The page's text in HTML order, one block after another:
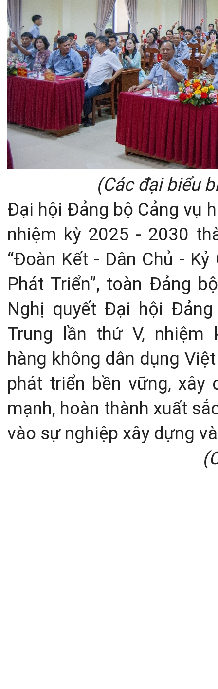
(Các đại biểu
Đại hội Đảng bộ Cảng vụ
nhiệm kỳ 2025 - 2030
“Đoàn Kết - Dân Chủ -
Phát Triển”, toàn Đảng
Nghị quyết Đại hội
Trung lần thứ V,
hàng không dân dụng
phát triển bền vững,
mạnh, hoàn thành xuất
vào sự nghiệp xây dựng